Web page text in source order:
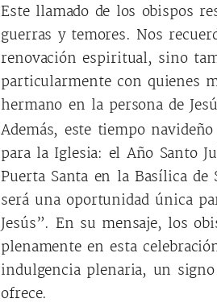
Este llamado de los obispos
guerras y temores. Nos
renovación espiritual, sino
particularmente con quienes
hermano en la persona de
Además, este tiempo
para la Iglesia: el Año Santo
Puerta Santa en la Basílica de
será una oportunidad única
Jesús”. En su mensaje, los
plenamente en esta
indulgencia plenaria, un
ofrece.